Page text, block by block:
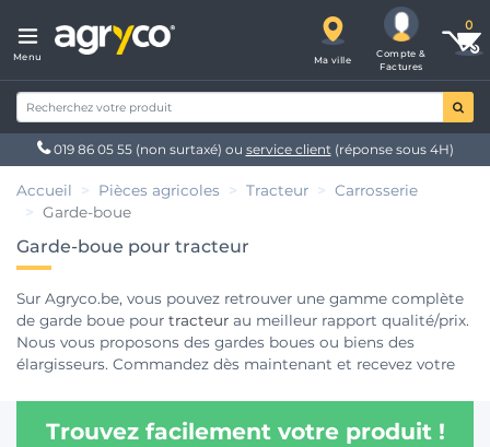
Menu Ma ville
Compte &
Factures
019 86 05 55 (non surtaxé) ou service client(réponse sous 4H)
Accueil Pièces agricoles Tracteur
Carrosserie
Garde-boue
Garde-boue pour tracteur
Sur Agryco.be, vous pouvez retrouver une gamme complète
de garde boue pour tracteur au meilleur rapport qualité/prix.
Nous vous proposons des gardes boues ou biens des
élargisseurs. Commandez dès maintenant et recevez votre
dans les plus brefs délais en étant garantie d’acheter vos
pièces au meilleurs prix.
Trouvez facilement votre produit !